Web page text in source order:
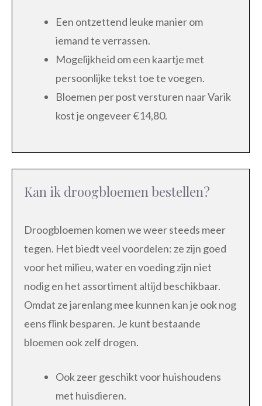
Een ontzettend leuke manier om
iemand te verrassen.
Mogelijkheid om een kaartje met
persoonlijke tekst toe te voegen.
Bloemen per post versturen naar Varik
kost je ongeveer €14,80.
Kan ik droogbloemen bestellen?
Droogbloemen komen we weer steeds meer
tegen. Het biedt veel voordelen: ze zijn goed
voor het milieu, water en voeding zijn niet
nodig en het assortiment altijd beschikbaar.
Omdat ze jarenlang mee kunnen kan je ook nog
eens flink besparen. Je kunt bestaande
bloemen ook zelf drogen.
Ook zeer geschikt voor huishoudens
met huisdieren.